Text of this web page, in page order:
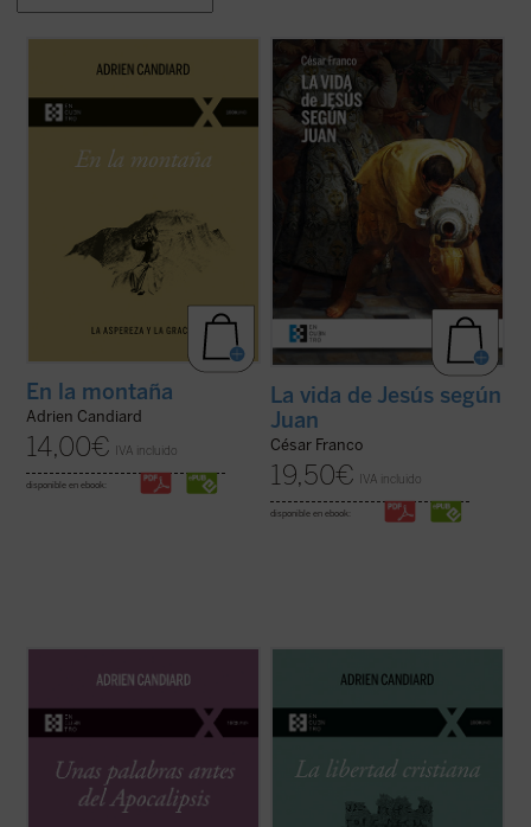
Adrien Candiard nos conduce al corazón
proclama las Bienaventuranzas y propone
exigencias que parecen inalcanzables:
En la montaña
Adrien Candiard
14,00€ IVA incluido
disponible en ebook:
Este ensayo de Mons. César Franco ofrece
con estilo diáfano y apasionado una
introducción a la vida de Jesús narrada en
el evangelio de Juan, que permite al lector
acceder al texto sin complicaciones.
Dividido en dos partes, la primera ...
La vida de Jesús según
Juan
César Franco
19,50€ IVA incluido
disponible en ebook:
últimas décadas del siglo XX, el dominico
en un mundo firme y tranquilizador que, de
modo casi repentino, se ha hundido en el
joven dominico francés residente en Egipto,
conocimiento de la libertad cristiana, un
camino de alianza y amistad con Cristo, y